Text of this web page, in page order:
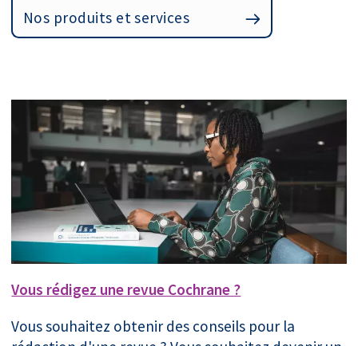
Nos produits et services
Vous rédigez une revue Cochrane ?
Vous souhaitez obtenir des conseils pour la